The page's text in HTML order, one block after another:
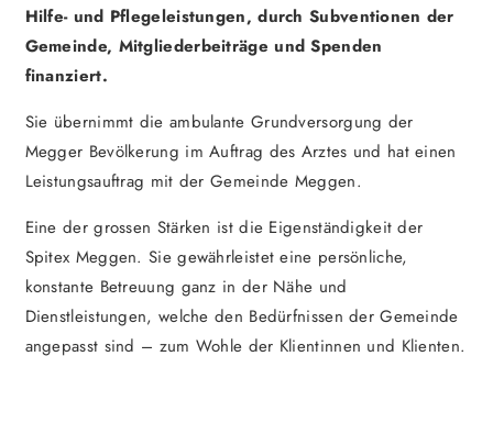
Hilfe- und Pflegeleistungen, durch Subventionen der
Gemeinde, Mitgliederbeiträge und Spenden
finanziert.
Sie übernimmt die ambulante Grundversorgung der
Megger Bevölkerung im Auftrag des Arztes und hat einen
Leistungsauftrag mit der Gemeinde Meggen.
Eine der grossen Stärken ist die Eigenständigkeit der
Spitex Meggen. Sie gewährleistet eine persönliche,
konstante Betreuung ganz in der Nähe und
Dienstleistungen, welche den Bedürfnissen der Gemeinde
angepasst sind – zum Wohle der Klientinnen und Klienten.